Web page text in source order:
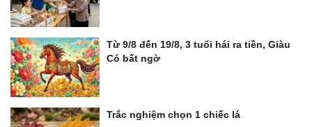
Từ 9/8 đến 19/8, 3 tuổi hái ra tiền, Giàu
Có bất ngờ
Trắc nghiệm chọn 1 chiếc lá